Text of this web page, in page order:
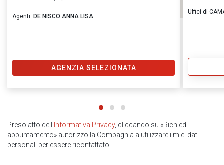
Agenti: DE NISCO ANNA LISA
AGENZIA SELEZIONATA
Uffici di
Preso atto dell ’Informativa Privacy, cliccando su «Richiedi
appuntamento» autorizzo la Compagnia a utilizzare i miei dati
personali per essere ricontattato.